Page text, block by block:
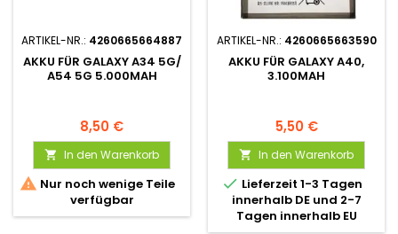
ARTIKEL-NR.: 4260665664887
AKKU FÜR GALAXY A34 5G/
A54 5G 5.000MAH
8,50 €
 In den Warenkorb
 Nur noch wenige Teile
verfügbar
ARTIKEL-NR.: 4260665663590
AKKU FÜR GALAXY A40,
3.100MAH
5,50 €
 In den Warenkorb
 Lieferzeit 1-3 Tagen
innerhalb DE und 2-7
Tagen innerhalb EU